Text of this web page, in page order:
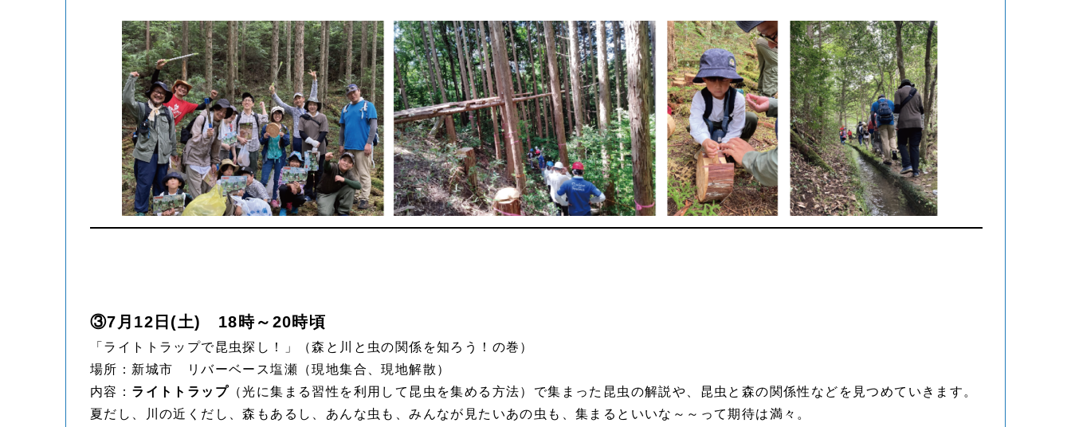
③7月12日(土) 18時～20時頃
「ライトトラップで昆虫探し！」（森と川と虫の関係を知ろう！の巻）
場所：新城市 リバーベース塩瀬（現地集合、現地解散）
内容： ライトトラップ （光に集まる習性を利用して昆虫を集める方法）で集まった昆虫の解説や、昆虫と森の関係性などを見つめていきます。
夏だし、川の近くだし、森もあるし、あんな虫も、みんなが見たいあの虫も、集まるといいな～～って期待は満々。